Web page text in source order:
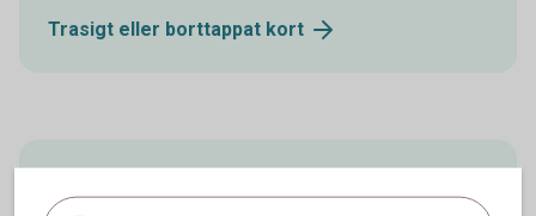
Trasigt eller borttappat kort